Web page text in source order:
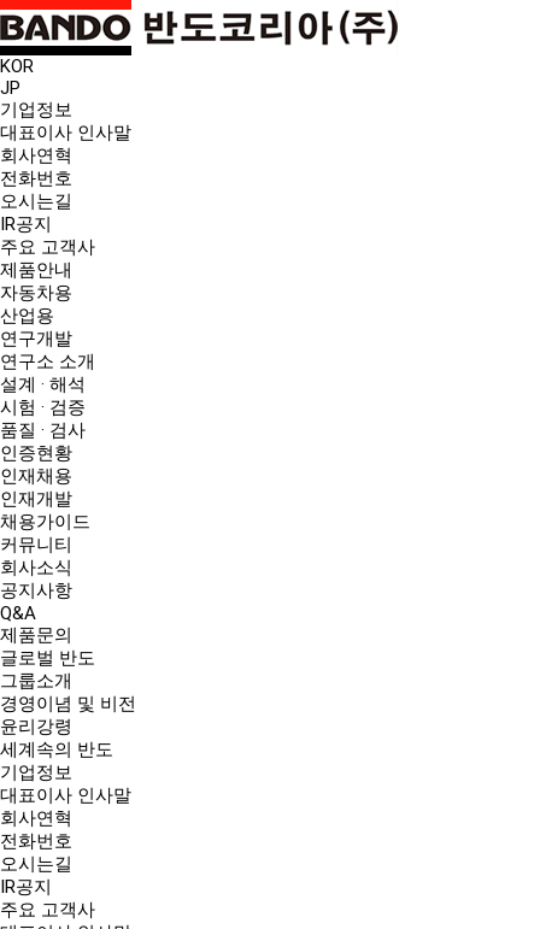
KOR
JP
기업정보
대표이사 인사말
회사연혁
전화번호
오시는길
IR공지
주요 고객사
제품안내
자동차용
산업용
연구개발
연구소 소개
설계 · 해석
시험 · 검증
품질 · 검사
인증현황
인재채용
인재개발
채용가이드
커뮤니티
회사소식
공지사항
Q&A
제품문의
글로벌 반도
그룹소개
경영이념 및 비전
윤리강령
세계속의 반도
기업정보
대표이사 인사말
회사연혁
전화번호
오시는길
IR공지
주요 고객사